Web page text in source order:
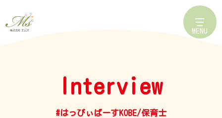
MENU
Interview
#はっぴぃばーすKOBE/保育士